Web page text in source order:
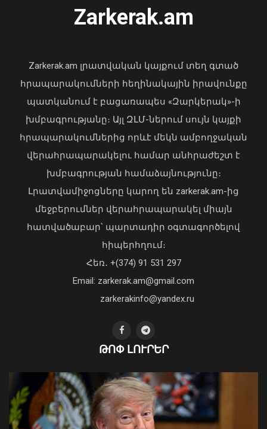
Հայաստանի հավաքականի նախկին
հավաքականը
07 Օգոստոս, 2026 22:44
Ժամանակավորապես կդադարեցվի
մի շարք հասցեների
«Պարտվեցինք դաժան հիվանդության
04 Օգոստոս, 2026 19:12
կոտրում են Telegram, WhatsApp․
մեդիափորձագետ (տեսանյութ)
04 Օգոստոս, 2026 23:34
Zarkerak.am
Zarkerak.am լրատվական կայքում տեղ գտած
հրապարակումների հեղինակային իրավունքը
պատկանում է բացառապես «Զարկերակ»-ի
խմբագրությանը։ Այլ ԶԼՄ-ներում սույն կայքի
հրապարակումներից որևէ մեկն ամբողջական
վերահրապարակելու համար անհրաժեշտ է
խմբագրության համաձայնությունը։
Լրատվամիջոցները կարող են zarkerak.am-ից
մեջբերումներ վերահրապարակել միայն
հատվածաբար՝ պարտադիր օգտագործելով
հիպերհղում։
Հեռ․ +(374) 91 531 297
Email: zarkerak.am@gmail.com
zarkerakinfo@yandex.ru
ԹՈՓ ԼՈՒՐԵՐ